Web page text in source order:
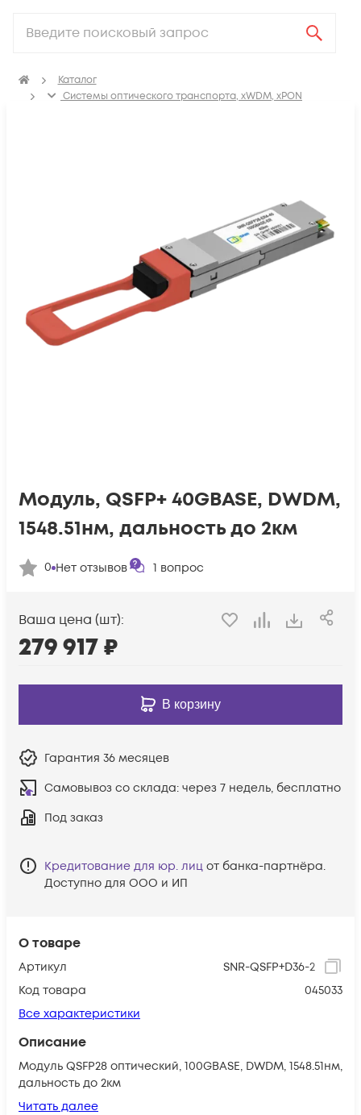
Каталог
Системы оптического транспорта, xWDM, xPON
О товаре
Артикул
SNR-QSFP+D36-2
Код товара
045033
Все характеристики
Описание
Модуль QSFP28 оптический, 100GBASE, DWDM, 1548.51нм,
дальность до 2км
Читать далее
Модуль, QSFP+ 40GBASE, DWDM,
1548.51нм, дальность до 2км
0 Нет отзывов 1 вопрос
Ваша цена (шт):
279 917₽
В корзину
Гарантия 36 месяцев
Самовывоз со склада: через 7 недель, бесплатно
Под заказ
Кредитование для юр. лиц от банка-партнёра.
Доступно для ООО и ИП